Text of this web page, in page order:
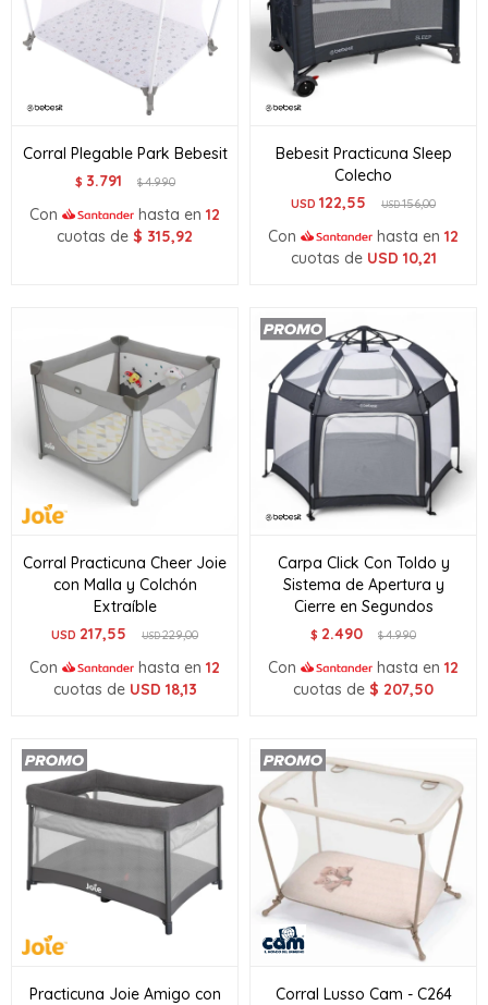
Corral Plegable Park Bebesit
$ 3.791 $4.990
Con hasta en 12
cuotas de $ 315,92
Bebesit Practicuna Sleep
Colecho
USD 122,55 USD156,00
Con hasta en 12
cuotas de USD 10,21
Corral Practicuna Cheer Joie
con Malla y Colchón
Extraíble
USD 217,55 USD229,00
Con hasta en 12
cuotas de USD 18,13
Carpa Click Con Toldo y
Sistema de Apertura y
Cierre en Segundos
$ 2.490 $4.990
Con hasta en 12
cuotas de $ 207,50
Practicuna Joie Amigo con
Corral Lusso Cam - C264